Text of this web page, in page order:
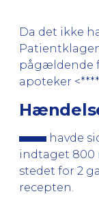
Da det ikke
pågældende
apoteker
havde
indtaget 800
stedet for 2
recepten.